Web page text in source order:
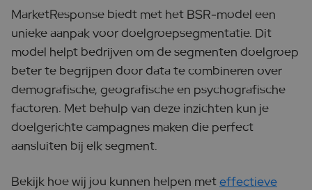
MarketResponse biedt met het BSR-model een
unieke aanpak voor doelgroepsegmentatie. Dit
model helpt bedrijven om de segmenten doelgroep
beter te begrijpen door data te combineren over
demografische, geografische en psychografische
factoren. Met behulp van deze inzichten kun je
doelgerichte campagnes maken die perfect
aansluiten bij elk segment.
Bekijk hoe wij jou kunnen helpen meteffectieve